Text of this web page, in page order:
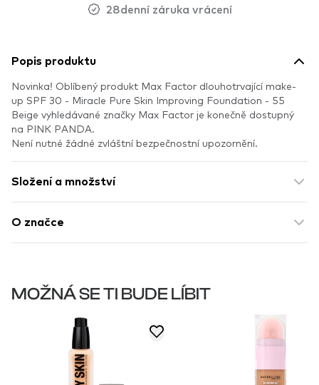
28denní záruka vrácení
Popis produktu
Novinka! Oblíbený produkt Max Factor dlouhotrvající make-
up SPF 30 - Miracle Pure Skin Improving Foundation - 55
Beige vyhledávané značky Max Factor je konečně dostupný
na PINK PANDA.
Není nutné žádné zvláštní bezpečnostní upozornění.
Složení a množství
O značce
MOŽNÁ SE TI BUDE LÍBIT